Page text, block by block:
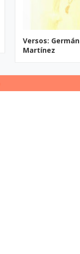
Versos: Germán
Martínez